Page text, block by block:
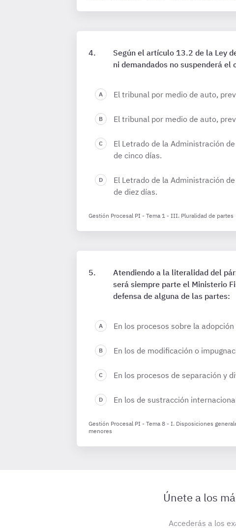
Según el artículo 13.2 de la Ley
ni demandados no suspenderá
El tribunal por medio de auto,
El tribunal por medio de auto,
El Letrado de la Administración
de cinco días.
El Letrado de la Administración
de diez días.
Gestión Procesal PI - Tema 1 - III. Pluralidad de partes
Atendiendo a la literalidad del
será siempre parte el Ministerio
defensa de alguna de las partes:
En los procesos sobre la
En los de modificación o
En los procesos de separación y
En los de sustracción
Gestión Procesal PI - Tema 8 - I. Disposiciones
menores
Únete a los
Accederás a los